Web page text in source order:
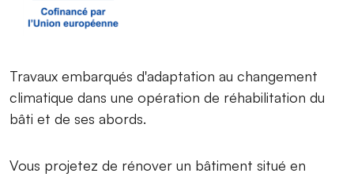
Travaux embarqués d'adaptation au changement
climatique dans une opération de réhabilitation du
bâti et de ses abords.
Vous projetez de rénover un bâtiment situé en